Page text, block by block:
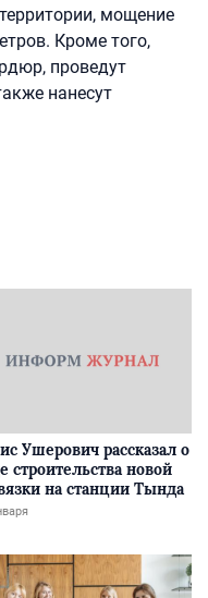
мощение
Кроме того,
проведут
нанесут
Ушерович рассказал о
строительства новой
на станции Тында